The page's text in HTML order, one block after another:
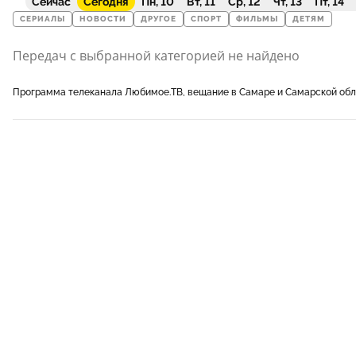
СЕРИАЛЫ НОВОСТИ ДРУГОЕ СПОРТ ФИЛЬМЫ ДЕТЯМ
Передач с выбранной категорией не найдено
Программа телеканала Любимое.ТВ, вещание в Самаре и Самарской